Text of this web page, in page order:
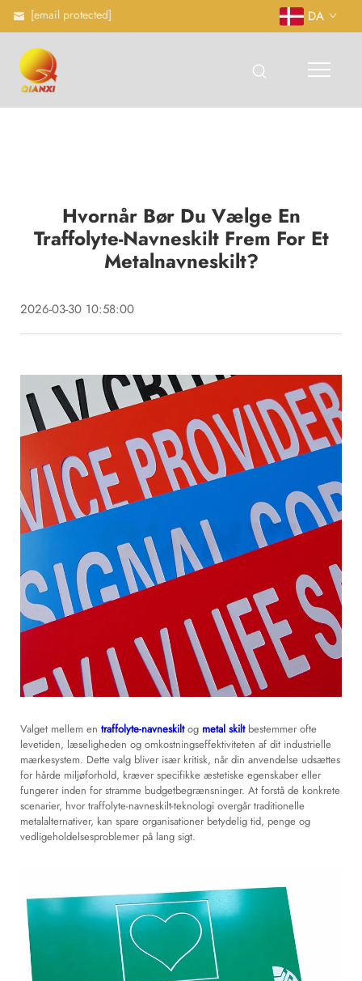
[email protected] DA
Hvornår Bør Du Vælge En
Traffolyte-Navneskilt Frem For Et
Metalnavneskilt?
2026-03-30 10:58:00
Valget mellem en traffolyte-navneskiltog metal skilt bestemmer ofte
levetiden, læseligheden og omkostningseffektiviteten af dit industrielle
mærkesystem. Dette valg bliver især kritisk, når din anvendelse udsættes
for hårde miljøforhold, kræver specifikke æstetiske egenskaber eller
fungerer inden for stramme budgetbegrænsninger. At forstå de konkrete
scenarier, hvor traffolyte-navneskilt-teknologi overgår traditionelle
metalalternativer, kan spare organisationer betydelig tid, penge og
vedligeholdelsesproblemer på lang sigt.